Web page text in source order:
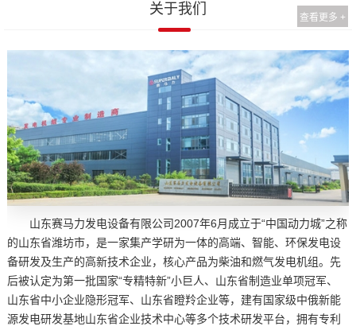
关于我们
查看更多 +
山东赛马力发电设备有限公司2007年6月成立于“中国动力城”之称
的山东省潍坊市，是一家集产学研为一体的高端、智能、环保发电设
备研发及生产的高新技术企业，核心产品为柴油和燃气发电机组。先
后被认定为第一批国家“专精特新”小巨人、山东省制造业单项冠军、
山东省中小企业隐形冠军、山东省瞪羚企业等，建有国家级中俄新能
源发电研发基地山东省企业技术中心等多个技术研发平台，拥有专利